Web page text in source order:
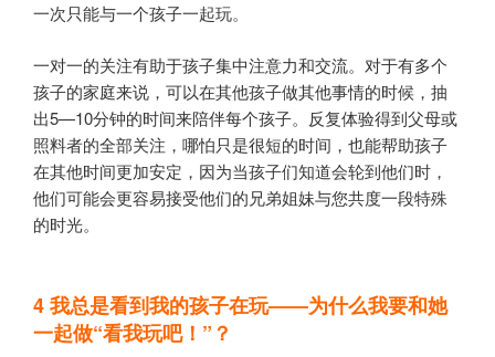
一次只能与一个孩子一起玩。
一对一的关注有助于孩子集中注意力和交流。对于有多个
孩子的家庭来说，可以在其他孩子做其他事情的时候，抽
出5—10分钟的时间来陪伴每个孩子。反复体验得到父母或
照料者的全部关注，哪怕只是很短的时间，也能帮助孩子
在其他时间更加安定，因为当孩子们知道会轮到他们时，
他们可能会更容易接受他们的兄弟姐妹与您共度一段特殊
的时光。
4我总是看到我的孩子在玩——为什么我要和她
一起做“看我玩吧！”？